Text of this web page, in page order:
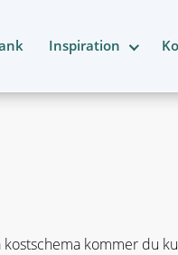
Inspiration
kommer du